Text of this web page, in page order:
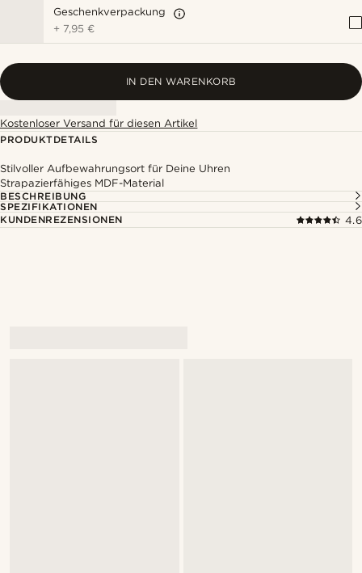
Geschenkverpackung
+ 7,95 €
IN DEN WARENKORB
Kostenloser Versand für diesen Artikel
PRODUKTDETAILS
Stilvoller Aufbewahrungsort für Deine Uhren
Strapazierfähiges MDF-Material
BESCHREIBUNG
SPEZIFIKATIONEN
KUNDENREZENSIONEN
4.6